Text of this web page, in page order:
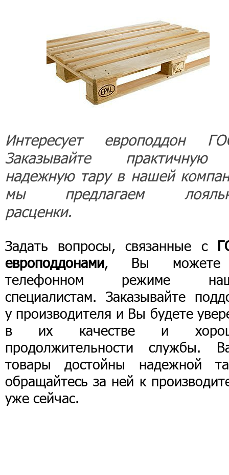
Интересует европоддон
Заказывайте
надежную тару в нашей
мы предлагаем
расценки.
Задать вопросы, связанные с
европоддонами, Вы
телефонном режиме
специалистам. Заказывайте
у производителя и Вы будете
в их качестве и
продолжительности службы.
товары достойны надежной
обращайтесь за ней к
уже сейчас.